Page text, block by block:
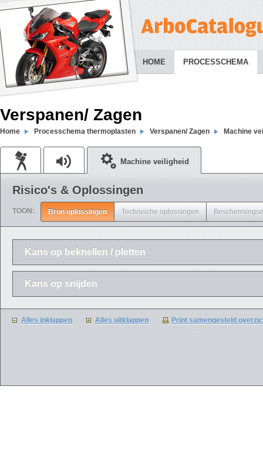
HOME PROCESSCHEMA
Verspanen/ Zagen
Home Processchema thermoplasten Verspanen/ Zagen Machine
Machine veiligheid
Risico's & Oplossingen
TOON: Bron oplossingen Technische oplossingen
Kans op beknellen / pletten
Kans op snijden
Alles inklappen Alles uitklappen Print samengesteld